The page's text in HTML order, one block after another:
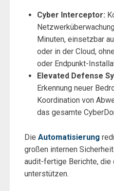
Cyber Interceptor:
Minuten, einsetzbar
oder in der Cloud,
oder Endpunkt-
Elevated Defense
Erkennung neuer
Koordination von
das gesamte
Die Automatisierung
großen internen
audit-fertige Berichte, die
unterstützen.